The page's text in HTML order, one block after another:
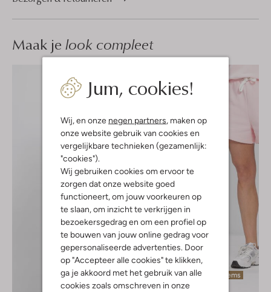
Jum, cookies!
Wij, en onze negen partners, maken op
onze website gebruik van cookies en
vergelijkbare technieken (gezamenlijk:
"cookies").
Wij gebruiken cookies om ervoor te
zorgen dat onze website goed
functioneert, om jouw voorkeuren op
te slaan, om inzicht te verkrijgen in
bezoekersgedrag en om een profiel op
te bouwen van jouw online gedrag voor
gepersonaliseerde advertenties. Door
op "Accepteer alle cookies" te klikken,
ga je akkoord met het gebruik van alle
cookies zoals omschreven in onze
Maak je look compleet
Laatste items